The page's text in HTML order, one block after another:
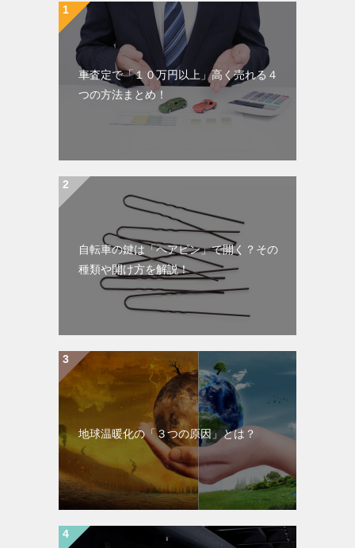
車査定で「１０万円以上」高く売れる４
つの方法まとめ！
自転車の鍵は「ヘアピン」で開く？その
種類や開け方を解説！
地球温暖化の「３つの原因」とは？